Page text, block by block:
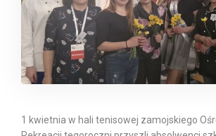
1 kwietnia w hali tenisowej zamojskiego